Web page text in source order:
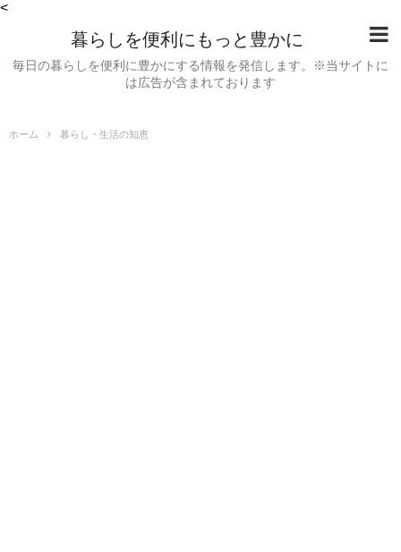
<
暮らしを便利にもっと豊かに
毎日の暮らしを便利に豊かにする情報を発信します。※当サイトに
は広告が含まれております
ホーム 暮らし・生活の知恵